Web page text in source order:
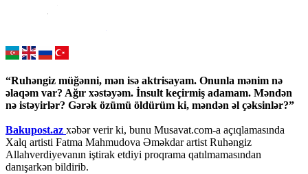
“Ruhəngiz müğənni, mən isə aktrisayam. Onunla mənim nə
əlaqəm var? Ağır xəstəyəm. İnsult keçirmiş adamam. Məndən
nə istəyirlər? Gərək özümü öldürüm ki, məndən əl çəksinlər?”
Bakupost.az xəbər verir ki, bunu Musavat.com-a açıqlamasında
Xalq artisti Fatma Mahmudova Əməkdar artist Ruhəngiz
Allahverdiyevanın iştirak etdiyi proqrama qatılmamasından
danışarkən bildirib.